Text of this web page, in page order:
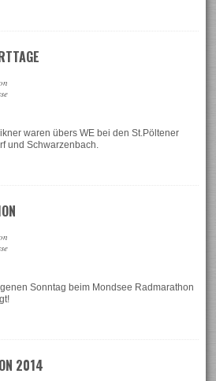
waren übers WE bei den St.Pöltener
und Schwarzenbach.
Sonntag beim Mondsee Radmarathon
2014